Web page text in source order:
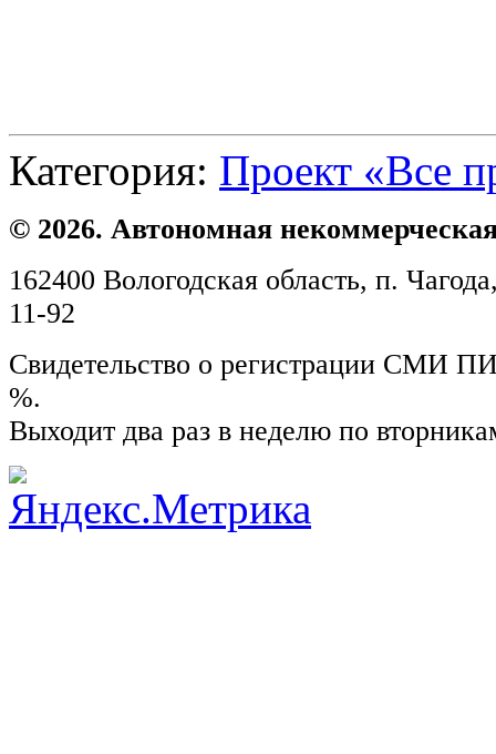
Категория: Проект «Все
© 2026. Автономная
162400 Вологодская область, п.
11-92
Свидетельство о регистрации СМИ
%.
Выходит два раз в неделю по